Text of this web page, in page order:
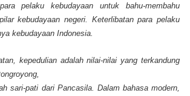
pelaku kebudayaan untuk bahu-membahu
kebudayaan negeri. Keterlibatan para pelaku
kebudayaan Indonesia.
kepedulian adalah nilai-nilai yang terkandung
sari-pati dari Pancasila. Dalam bahasa modern,